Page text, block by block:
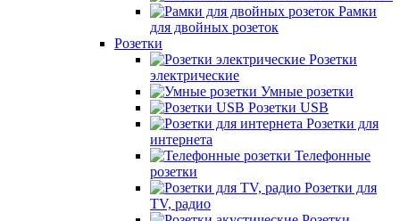
Рамки
для двойных розеток
Розетки
Розетки
электрические
Умные розетки
Розетки USB
Розетки для
интернета
Телефонные
розетки
Розетки для
TV, радио